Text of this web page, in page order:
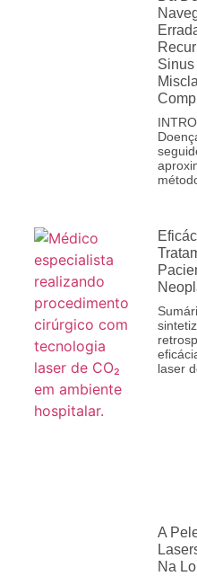
laser
A
Na